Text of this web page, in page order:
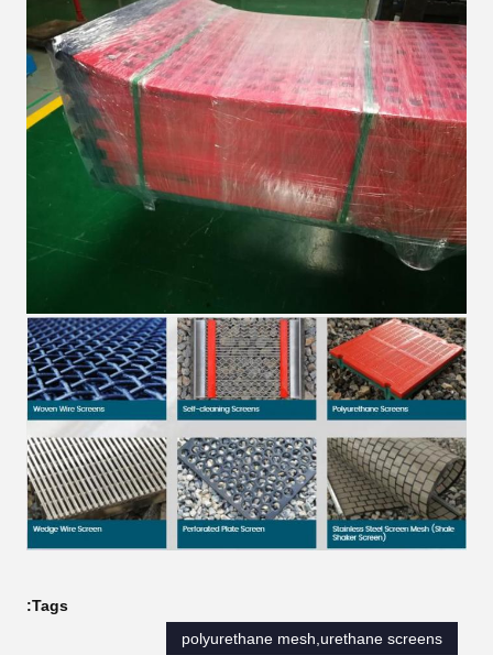
Tags:
polyurethane mesh,urethane screens